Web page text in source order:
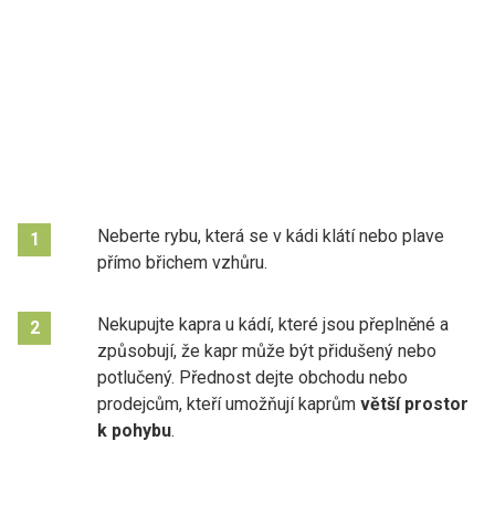
1
Neberte rybu, která se v kádi klátí nebo plave
přímo břichem vzhůru.
2
Nekupujte kapra u kádí, které jsou přeplněné a
způsobují, že kapr může být přidušený nebo
potlučený. Přednost dejte obchodu nebo
prodejcům, kteří umožňují kaprům větší prostor
k pohybu.